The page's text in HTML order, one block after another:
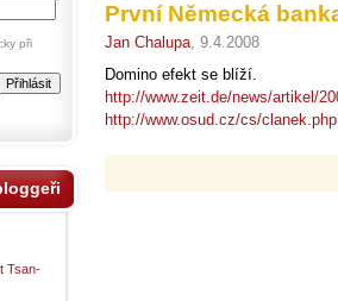
První Německá
Jan Chalupa, 9.4.2008
Domino efekt se blíží.
http://www.zeit.de/news/artikel/
http://www.osud.cz/cs/
při
Tsan-